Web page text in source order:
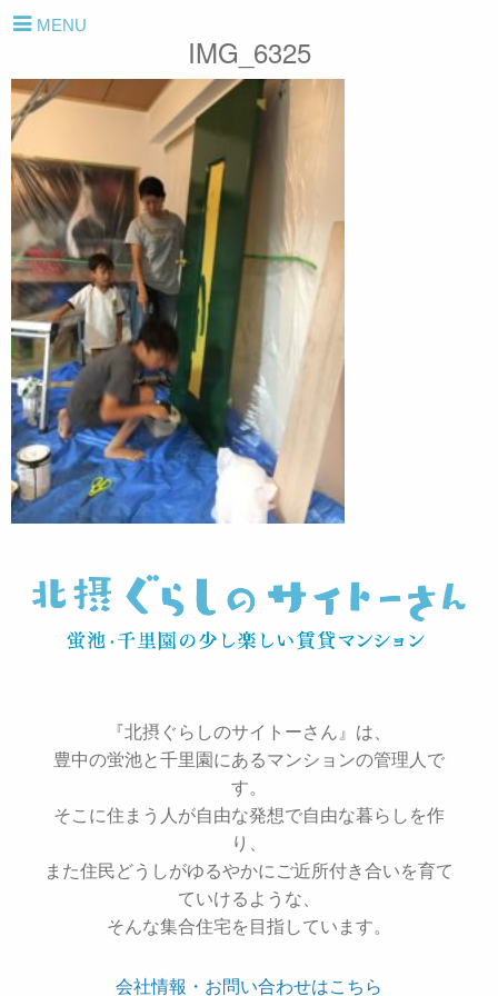
MENU
IMG_6325
『北摂ぐらしのサイトーさん』は、
豊中の蛍池と千里園にあるマンションの管理人で
す。
そこに住まう人が自由な発想で自由な暮らしを作
り、
また住民どうしがゆるやかにご近所付き合いを育て
ていけるような、
そんな集合住宅を目指しています。
会社情報・お問い合わせはこちら